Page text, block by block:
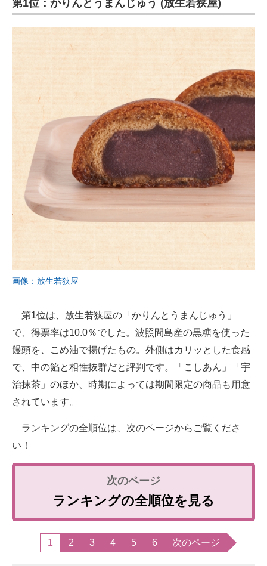
第1位：かりんとうまんじゅう (放生若狭屋)
画像：放生若狭屋
第1位は、放生若狭屋の「かりんとうまんじゅう」
で、得票率は10.0％でした。波照間島産の黒糖を使った
饅頭を、こめ油で揚げたもの。外側はカリッとした食感
で、中の餡と相性抜群だと評判です。「こしあん」「宇
治抹茶」のほか、時期によっては期間限定の商品も用意
されています。
ランキングの全順位は、次のページからご覧くださ
い！
ランキングの全順位を見る
1 2 3 4 5 6 次のページ